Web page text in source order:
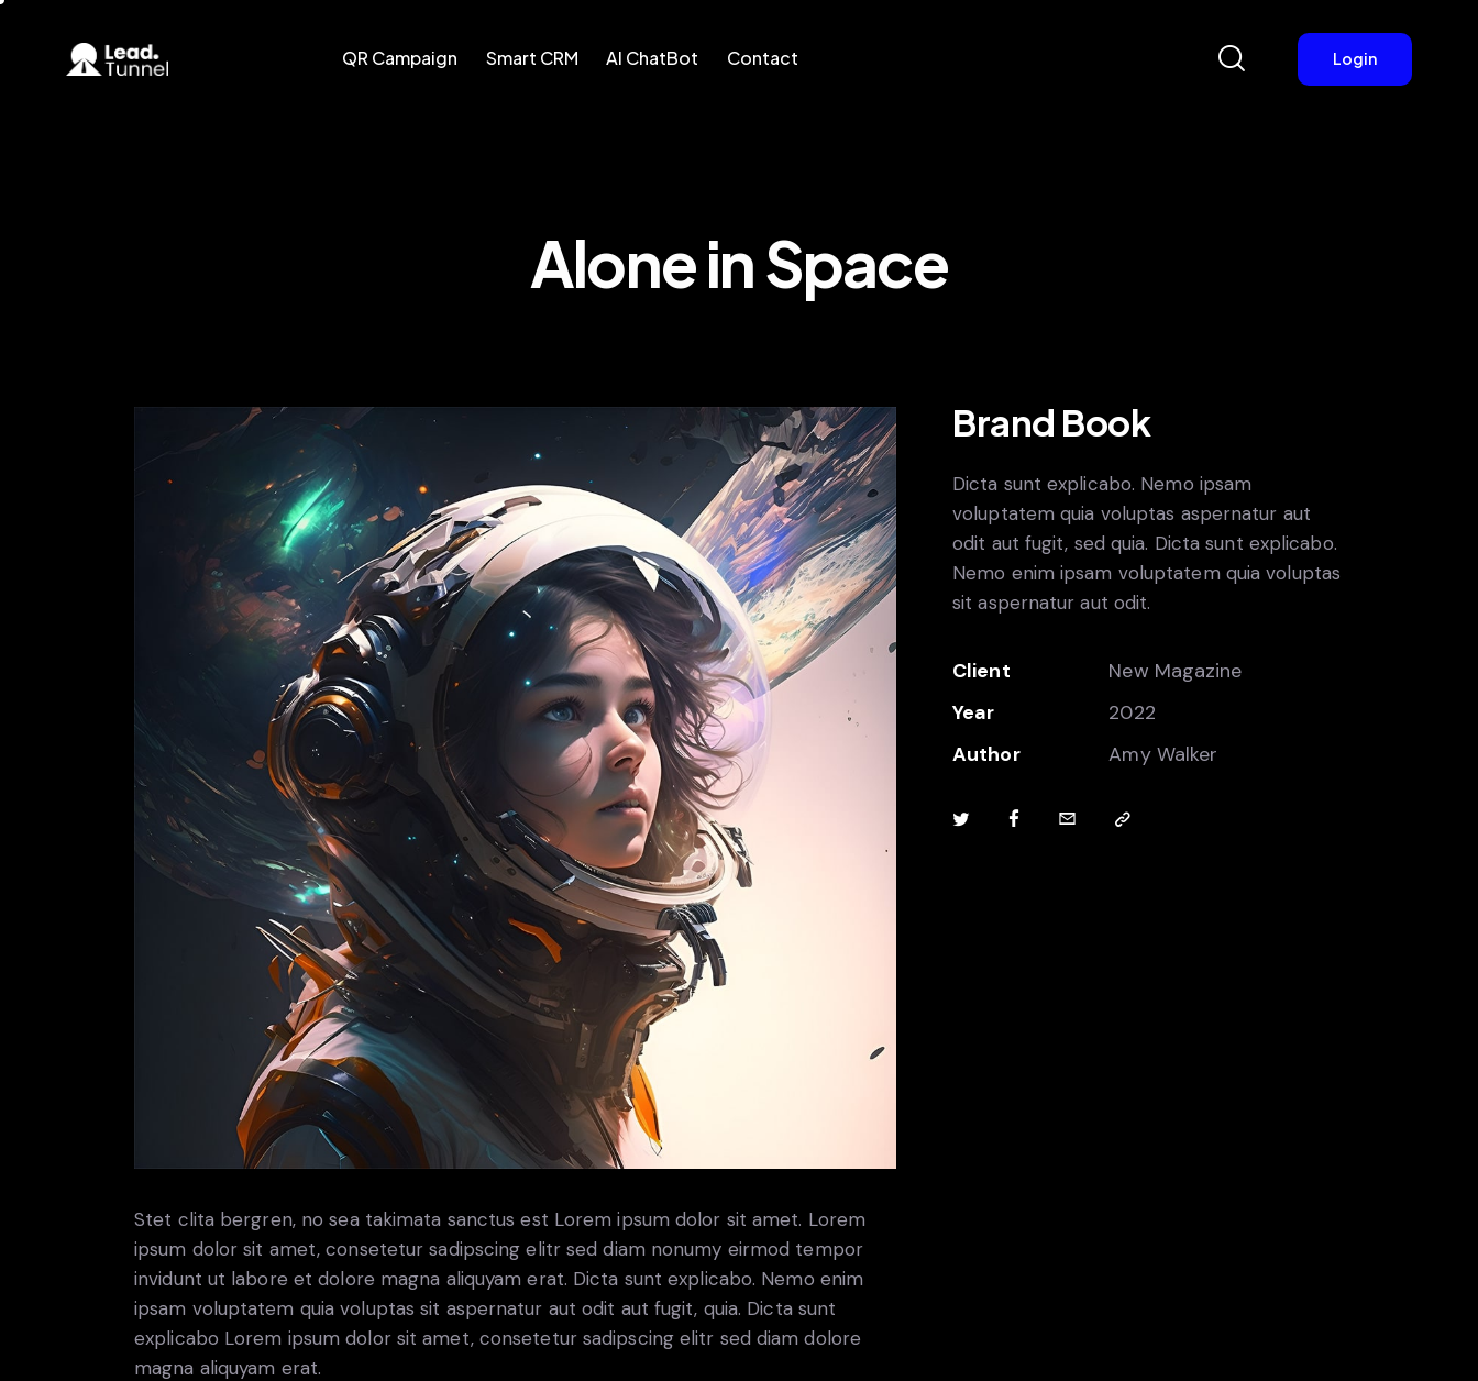
QR Campaign Smart CRM AI ChatBot Contact Login
Alone in Space
Stet clita bergren, no sea takimata sanctus est Lorem ipsum dolor sit amet. Lorem
ipsum dolor sit amet, consetetur sadipscing elitr sed diam nonumy eirmod tempor
invidunt ut labore et dolore magna aliquyam erat. Dicta sunt explicabo. Nemo enim
ipsam voluptatem quia voluptas sit aspernatur aut odit aut fugit, quia. Dicta sunt
explicabo Lorem ipsum dolor sit amet, consetetur sadipscing elitr sed diam dolore
magna aliquyam erat.
Brand Book
Dicta sunt explicabo. Nemo ipsam
voluptatem quia voluptas aspernatur aut
odit aut fugit, sed quia. Dicta sunt explicabo.
Nemo enim ipsam voluptatem quia voluptas
sit aspernatur aut odit.
Client
New Magazine
Year
2022
Author
Amy Walker